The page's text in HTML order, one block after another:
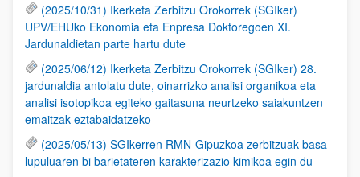
(2025/10/31) Ikerketa Zerbitzu Orokorrek (SGIker)
UPV/EHUko Ekonomia eta Enpresa Doktoregoen XI.
Jardunaldietan parte hartu dute
(2025/06/12) Ikerketa Zerbitzu Orokorrek (SGIker) 28.
jardunaldia antolatu dute, oinarrizko analisi organikoa eta
analisi isotopikoa egiteko gaitasuna neurtzeko saiakuntzen
emaitzak eztabaidatzeko
(2025/05/13) SGIkerren RMN-Gipuzkoa zerbitzuak basa-
lupuluaren bi barietateren karakterizazio kimikoa egin du